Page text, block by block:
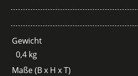
Gewicht
0,4 kg
Maße (B x H x T)